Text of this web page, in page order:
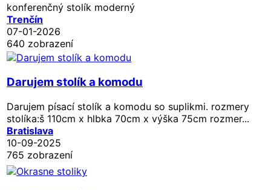
konferenčný stolík moderný
Trenčín
07-01-2026
640 zobrazení
Darujem stolík a komodu
Darujem písací stolík a komodu so suplikmi. rozmery
stolíka:š 110cm x hlbka 70cm x výška 75cm rozmer...
Bratislava
10-09-2025
765 zobrazení